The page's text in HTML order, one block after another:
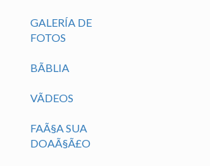
GALERÍA DE
FOTOS
BÃ­BLIA
VÃ­DEOS
FAÃ§A SUA
DOAÃ§Ã£O